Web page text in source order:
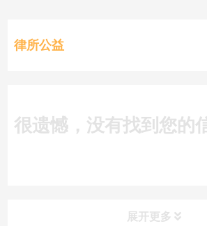
律所公益
很遗憾，没有找到您的
展开更多